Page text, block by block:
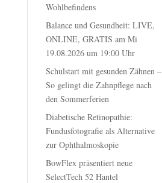
Wohlbefindens
Balance und Gesundheit: LIVE,
ONLINE, GRATIS am Mi
19.08.2026 um 19:00 Uhr
Schulstart mit gesunden Zähnen –
So gelingt die Zahnpflege nach
den Sommerferien
Diabetische Retinopathie:
Fundusfotografie als Alternative
zur Ophthalmoskopie
BowFlex präsentiert neue
SelectTech 52 Hantel